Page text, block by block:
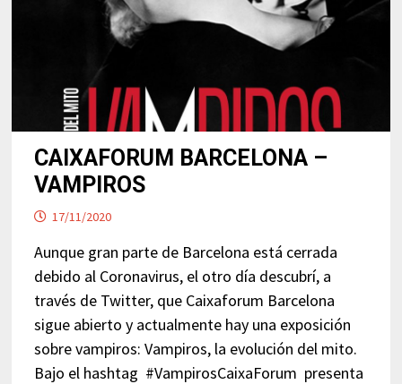
CAIXAFORUM BARCELONA –
VAMPIROS
17/11/2020
Aunque gran parte de Barcelona está cerrada
debido al Coronavirus, el otro día descubrí, a
través de Twitter, que Caixaforum Barcelona
sigue abierto y actualmente hay una exposición
sobre vampiros: Vampiros, la evolución del mito.
Bajo el hashtag #VampirosCaixaForum presenta